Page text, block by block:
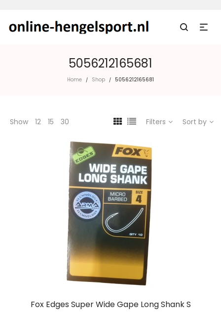
5056212165681
Home / Shop / 5056212165681
Show 12 15 30 Filters Sort by
Fox Edges Super Wide Gape Long Shank S